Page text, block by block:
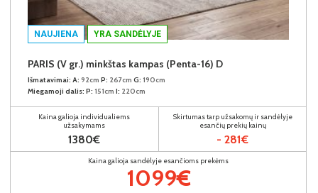
NAUJIENA YRA SANDĖLYJE
PARIS (V gr.) minkštas kampas (Penta-16) D
Išmatavimai: A: 92cm P: 267cm G: 190cm
Miegamoji dalis: P: 151cm I: 220cm
Kaina galioja individualiems
užsakymams
1380€
Skirtumas tarp užsakomų ir sandėlyje
esančių prekių kainų
- 281€
Kaina galioja sandėlyje esančioms prekėms
1099€